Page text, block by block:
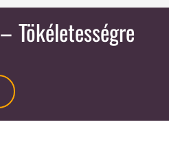
– Tökéletességre